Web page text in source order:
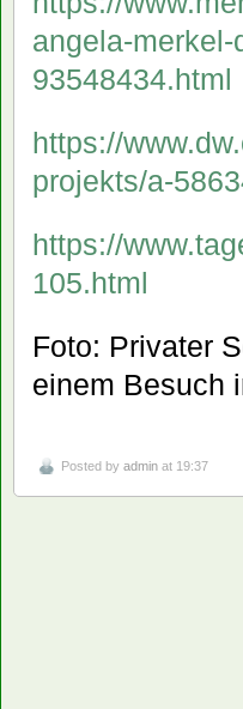
angela-
93548434.html
https://
projekts/a-
https://
105.html
Foto: Privater
einem Besuch
Posted by admin at 19:37